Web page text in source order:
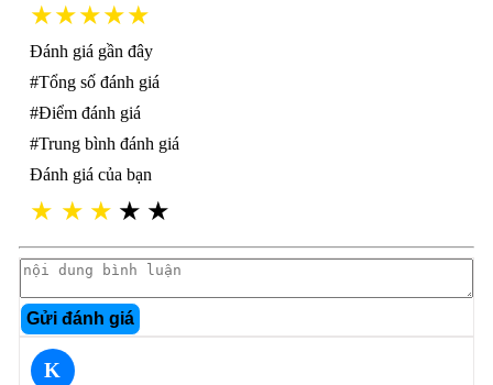
★★★★★
Đánh giá gần đây
#Tổng số đánh giá
#Điểm đánh giá
#Trung bình đánh giá
Đánh giá của bạn
★ ★ ★ ★ ★
Gửi đánh giá
K